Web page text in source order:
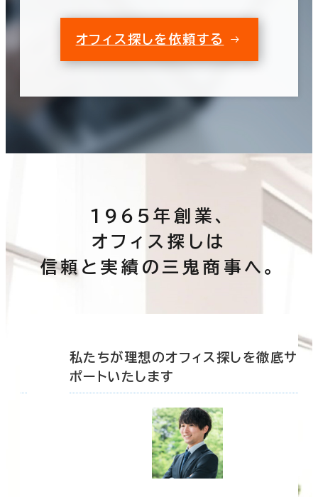
オフィス探しを依頼する
1965年創業、
オフィス探しは
信頼と実績の三鬼商事へ。
私たちが理想のオフィス探しを徹底サ
ポートいたします